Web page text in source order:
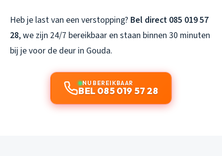
Heb je last van een verstopping? Bel direct 085 019 57
28, we zijn 24/7 bereikbaar en staan binnen 30 minuten
bij je voor de deur in Gouda.
NU BEREIKBAAR
BEL 085 019 57 28